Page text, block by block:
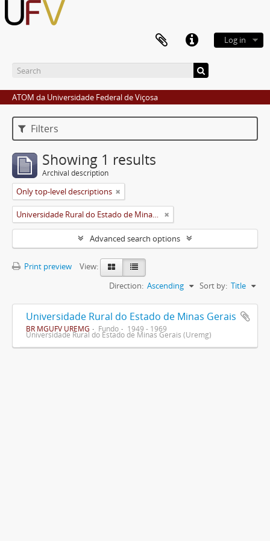
Log in
ATOM da Universidade Federal de Viçosa
Filters
Showing 1 results
Archival description
Only top-level descriptions
Universidade Rural do Estado de Minas Gerais (Uremg)
Advanced search options
Print preview
View:
Sort by: Title
Direction: Ascending
Universidade Rural do Estado de Minas Gerais
BR MGUFV UREMG Fundo 1949 - 1969
Universidade Rural do Estado de Minas Gerais (Uremg)